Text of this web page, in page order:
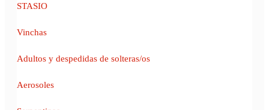
STASIO
Vinchas
Adultos y despedidas de solteras/os
Aerosoles